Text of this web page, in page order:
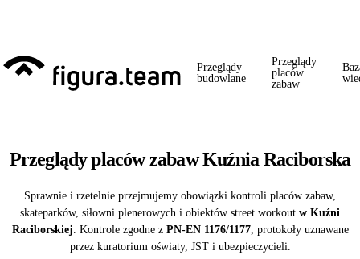
Przeglądy
budowlane
Przeglądy
placów
zabaw
Przeglądy placów zabaw Kuźnia Raciborska
Sprawnie i rzetelnie przejmujemy obowiązki kontroli placów zabaw,
skateparków, siłowni plenerowych i obiektów street workout w Kuźni
Raciborskiej . Kontrole zgodne z PN-EN 1176/1177, protokoły uznawane
przez kuratorium oświaty, JST i ubezpieczycieli.